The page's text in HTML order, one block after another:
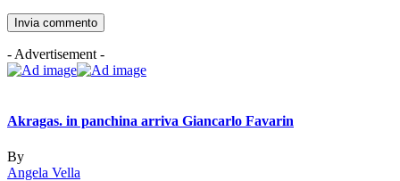
- Advertisement -
Akragas. in panchina arriva Giancarlo Favarin
By
Angela Vella